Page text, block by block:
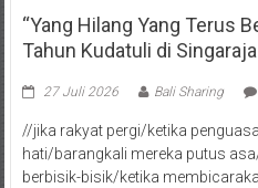
“Yang Hilang Yang Terus
Tahun Kudatuli di Singaraja
27 Juli 2026 Bali Sharing
//jika rakyat pergi/ketika
hati/barangkali mereka putus
berbisik-bisik/ketika